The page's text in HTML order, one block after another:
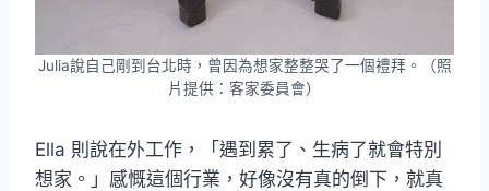
Julia說自己剛到台北時，曾因為想家整整哭了一個禮拜。（照
片提供：客家委員會）
Ella 則說在外工作，「遇到累了、生病了就會特別
想家。」感慨這個行業，好像沒有真的倒下，就真